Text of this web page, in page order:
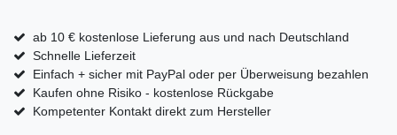
ab 10 € kostenlose Lieferung aus und nach Deutschland
Schnelle Lieferzeit
Einfach + sicher mit PayPal oder per Überweisung bezahlen
Kaufen ohne Risiko - kostenlose Rückgabe
Kompetenter Kontakt direkt zum Hersteller